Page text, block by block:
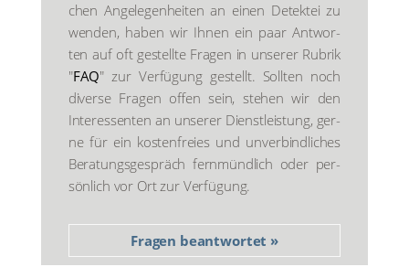
chen Ange­le­gen­hei­ten an einen Detek­tei zu
wen­den, haben wir Ihnen ein paar Ant­wor­
ten auf oft gestell­te Fra­gen in unse­rer Rubrik
"FAQ" zur Ver­fü­gung gestellt. Soll­ten noch
diver­se Fra­gen offen sein, ste­hen wir den
Inter­es­sen­ten an unse­rer Dienst­leis­tung, ger­
ne für ein kos­ten­frei­es und unver­bind­li­ches
Bera­tungs­ge­spräch fern­münd­lich oder per­
sön­lich vor Ort zur Ver­fü­gung.
Fra­gen beantwortet »